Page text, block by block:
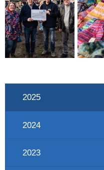
2025
2024
2023